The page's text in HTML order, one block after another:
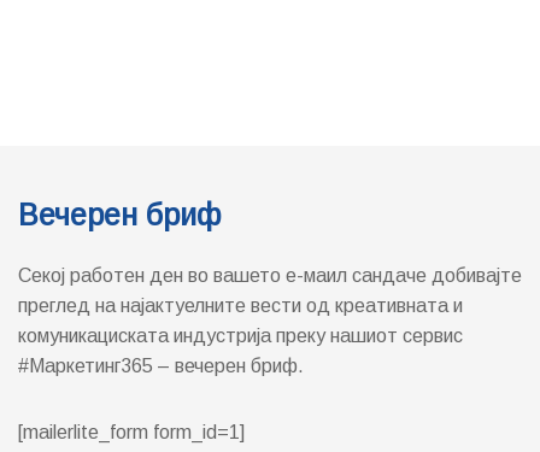
Вечерен бриф
Секој работен ден во вашето е-маил сандаче добивајте
преглед на најактуелните вести од креативната и
комуникациската индустрија преку нашиот сервис
#Маркетинг365 – вечерен бриф.
[mailerlite_form form_id=1]